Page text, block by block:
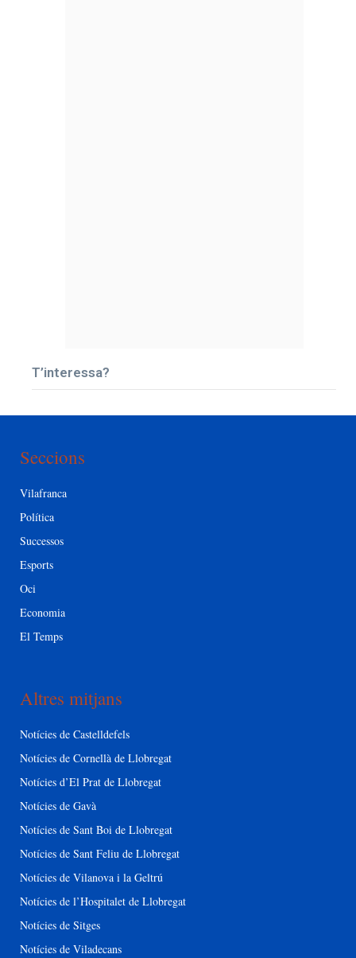
T’interessa?
Seccions
Vilafranca
Política
Successos
Esports
Oci
Economia
El Temps
Altres mitjans
Notícies de Castelldefels
Notícies de Cornellà de Llobregat
Notícies d’El Prat de Llobregat
Notícies de Gavà
Notícies de Sant Boi de Llobregat
Notícies de Sant Feliu de Llobregat
Notícies de Vilanova i la Geltrú
Notícies de l’Hospitalet de Llobregat
Notícies de Sitges
Notícies de Viladecans